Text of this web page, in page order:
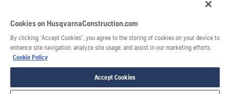
© 2026 Husqvarna AB. Alle rechten voorbehouden.
Cookies on HusqvarnaConstruction.com
By clicking “Accept Cookies”, you agree to the storing of cookies on your device to
enhance site navigation, analyze site usage, and assist in our marketing efforts.
Cookie Policy
Accept Cookies